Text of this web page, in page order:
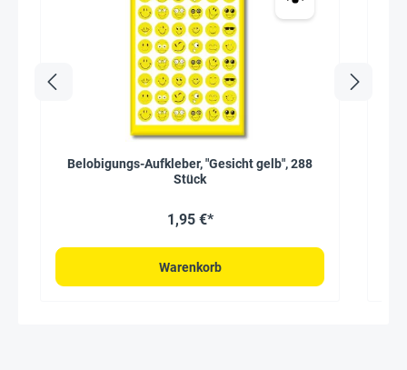
Belobigungs-Aufkleber, "Gesicht gelb", 288
Stück
1,95 €*
Warenkorb